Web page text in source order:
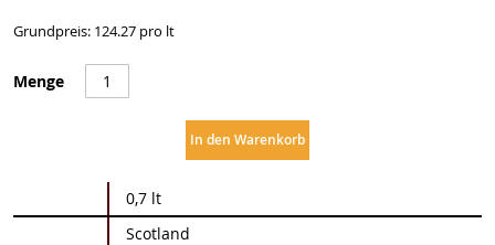
Grundpreis: 124.27 pro lt
Menge
In den Warenkorb
Informationen
0,7 lt
Scotland